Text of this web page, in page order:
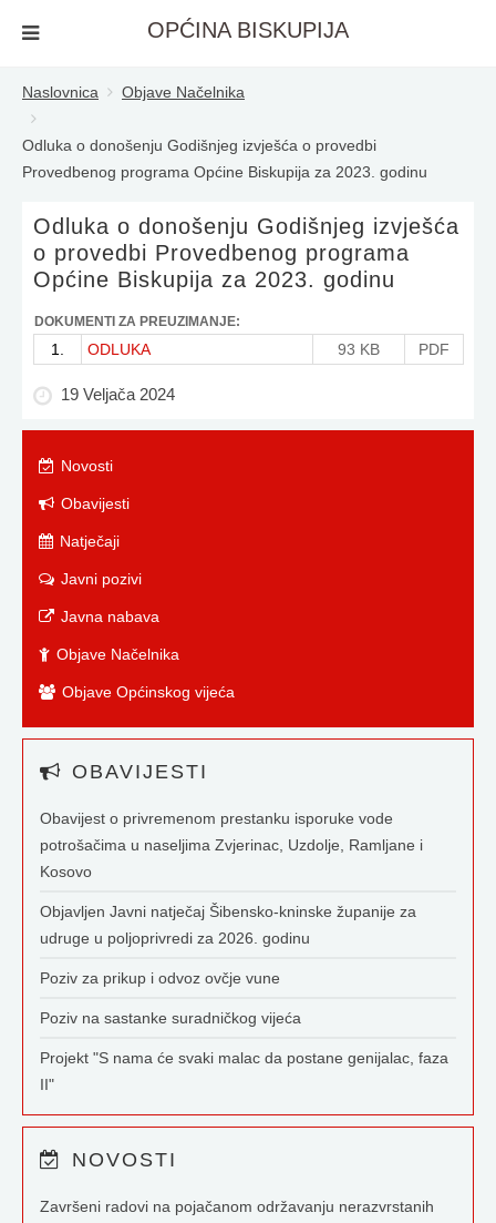
OPĆINA BISKUPIJA
Naslovnica Objave Načelnika
Odluka o donošenju Godišnjeg izvješća o provedbi
Provedbenog programa Općine Biskupija za 2023. godinu
Odluka o donošenju Godišnjeg izvješća
o provedbi Provedbenog programa
Općine Biskupija za 2023. godinu
DOKUMENTI ZA PREUZIMANJE:
1. ODLUKA 93 KB PDF
19 Veljača 2024
Novosti
Obavijesti
Natječaji
Javni pozivi
Javna nabava
Objave Načelnika
Objave Općinskog vijeća
OBAVIJESTI
Obavijest o privremenom prestanku isporuke vode
potrošačima u naseljima Zvjerinac, Uzdolje, Ramljane i
Kosovo
Objavljen Javni natječaj Šibensko-kninske županije za
udruge u poljoprivredi za 2026. godinu
Poziv za prikup i odvoz ovčje vune
Poziv na sastanke suradničkog vijeća
Projekt "S nama će svaki malac da postane genijalac, faza
II"
NOVOSTI
Završeni radovi na pojačanom održavanju nerazvrstanih